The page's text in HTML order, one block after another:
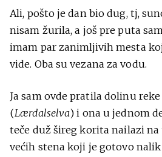
Ali, pošto je dan bio dug, tj,
nisam žurila, a još pre puta
imam par zanimljivih mesta
vide. Oba su vezana za vodu.
Ja sam ovde pratila dolinu
(Lærdalselva) i ona u jednom
teče duž šireg korita nailazi
većih stena koji je gotovo